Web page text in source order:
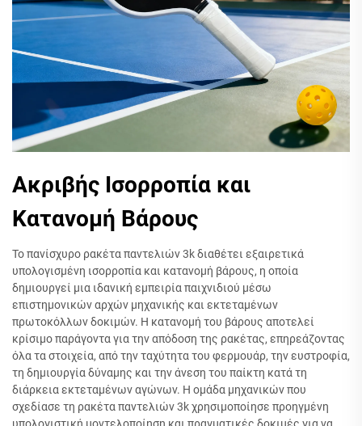
Ακριβής Ισορροπία και
Κατανομή Βάρους
Το πανίσχυρο ρακέτα παντελιών 3k διαθέτει εξαιρετικά
υπολογισμένη ισορροπία και κατανομή βάρους, η οποία
δημιουργεί μια ιδανική εμπειρία παιχνιδιού μέσω
επιστημονικών αρχών μηχανικής και εκτεταμένων
πρωτοκόλλων δοκιμών. Η κατανομή του βάρους αποτελεί
κρίσιμο παράγοντα για την απόδοση της ρακέτας, επηρεάζοντας
όλα τα στοιχεία, από την ταχύτητα του φερμουάρ, την ευστροφία,
τη δημιουργία δύναμης και την άνεση του παίκτη κατά τη
διάρκεια εκτεταμένων αγώνων. Η ομάδα μηχανικών που
σχεδίασε τη ρακέτα παντελιών 3k χρησιμοποίησε προηγμένη